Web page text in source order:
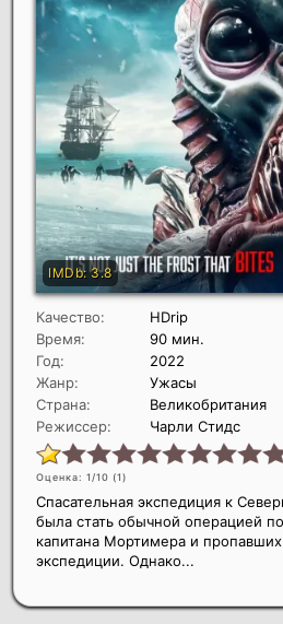
Качество:
HDrip
Время:
90 мин.
Год:
2022
Жанр:
Ужасы
Страна:
Великобритания
Режиссер:
Чарли Стидс
Оценка: 1/10 (1)
Спасательная экспедиция к
была стать обычной операцией
капитана Мортимера и пропавших
экспедиции. Однако...